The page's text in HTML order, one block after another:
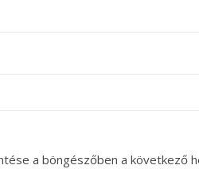
a böngészőben a következő